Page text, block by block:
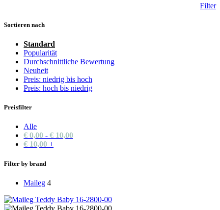
Filter
Sortieren nach
Standard
Popularität
Durchschnittliche Bewertung
Neuheit
Preis: niedrig bis hoch
Preis: hoch bis niedrig
Preisfilter
Alle
€ 0,00 - € 10,00
€ 10,00 +
Filter by brand
Maileg 4